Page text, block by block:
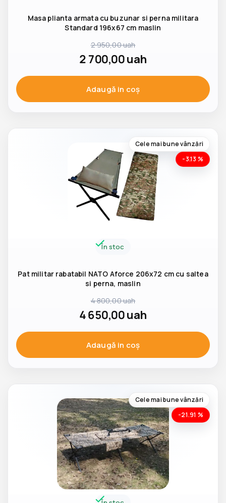
Masa plianta armata cu buzunar si perna militara
Standard 196x67 cm maslin
2 950,00uah
2 700,00uah
Adaugă in coş
Cele mai bune vânzări
-3.13 %
În stoc
Pat militar rabatabil NATO Aforce 206x72 cm cu saltea
si perna, maslin
4 800,00uah
4 650,00uah
Adaugă in coş
Cele mai bune vânzări
-21.91 %